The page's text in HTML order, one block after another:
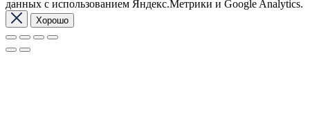
данных с использованием Яндекс.Метрики и Google Analytics.
Хорошо